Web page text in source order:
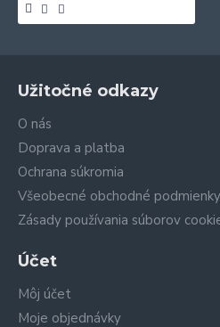
Užitočné odkazy
O nás
Doprava a platba
Ochrana súkromia
Všeobecné obchodné podmienky
Zásady používania súborov
Účet
Môj účet
Moje objednávky